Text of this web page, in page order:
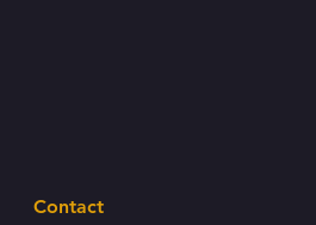
Contact